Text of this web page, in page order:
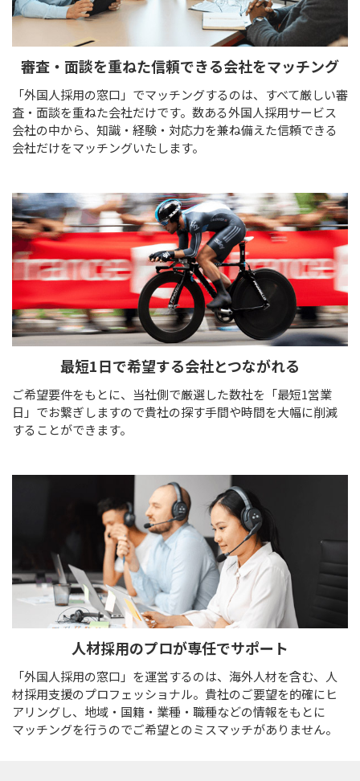
審査・面談を重ねた信頼できる会社をマッチング
「外国人採用の窓口」でマッチングするのは、すべて厳しい審
査・面談を重ねた会社だけです。数ある外国人採用サービス
会社の中から、知識・経験・対応力を兼ね備えた信頼できる
会社だけをマッチングいたします。
最短1日で希望する会社とつながれる
ご希望要件をもとに、当社側で厳選した数社を「最短1営業
日」でお繋ぎしますので貴社の探す手間や時間を大幅に削減
することができます。
人材採用のプロが専任でサポート
「外国人採用の窓口」を運営するのは、海外人材を含む、人
材採用支援のプロフェッショナル。貴社のご要望を的確にヒ
アリングし、地域・国籍・業種・職種などの情報をもとに
マッチングを行うのでご希望とのミスマッチがありません。